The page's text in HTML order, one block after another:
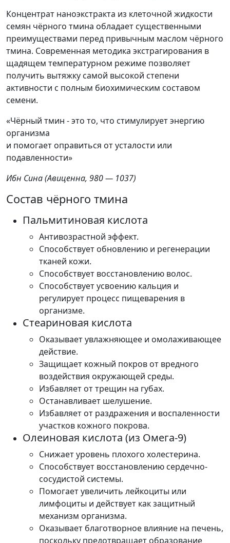
Концентрат наноэкстракта из клеточной жидкости
семян чёрного тмина обладает существенными
преимуществами перед привычным маслом чёрного
тмина. Современная методика экстрагирования в
щадящем температурном режиме позволяет
получить вытяжку самой высокой степени
активности с полным биохимическим составом
семени.
«Чёрный тмин - это то, что стимулирует энергию
организма
и помогает оправиться от усталости или
подавленности»
Ибн Сина (Авиценна, 980 — 1037)
Состав чёрного тмина
Пальмитиновая кислота
Антивозрастной эффект.
Способствует обновлению и регенерации
тканей кожи.
Способствует восстановлению волос.
Способствует усвоению кальция и
регулирует процесс пищеварения в
организме.
Стеариновая кислота
Оказывает увлажняющее и омолаживающее
действие.
Защищает кожный покров от вредного
воздействия окружающей среды.
Избавляет от трещин на губах.
Останавливает шелушение.
Избавляет от раздражения и воспаленности
участков кожного покрова.
Олеиновая кислота (из Омега-9)
Снижает уровень плохого холестерина.
Способствует восстановлению сердечно-
сосудистой системы.
Помогает увеличить лейкоциты или
лимфоциты и действует как защитный
механизм организма.
Оказывает благотворное влияние на печень,
поскольку предотвращает образование